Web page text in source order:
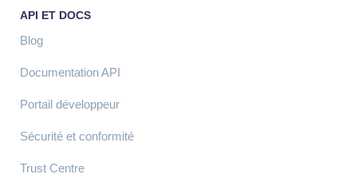
API ET DOCS
Blog
Documentation API
Portail développeur
Sécurité et conformité
Trust Centre